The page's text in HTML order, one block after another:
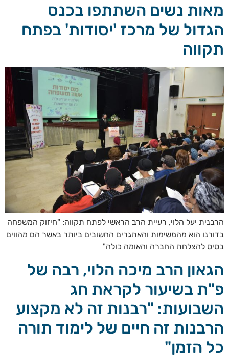
מאות נשים השתתפו בכנס
הגדול של מרכז 'יסודות' בפתח
תקווה
הרבנית יעל הלוי, רעיית הרב הראשי לפתח תקווה: "חיזוק המשפחה
בדורנו הוא מהמשימות והאתגרים החשובים ביותר באשר הם מהווים
בסיס להצלחת החברה והאומה כולה"
הגאון הרב מיכה הלוי, רבה של
פ"ת בשיעור לקראת חג
השבועות: "רבנות זה לא מקצוע
הרבנות זה חיים של לימוד תורה
כל הזמן"